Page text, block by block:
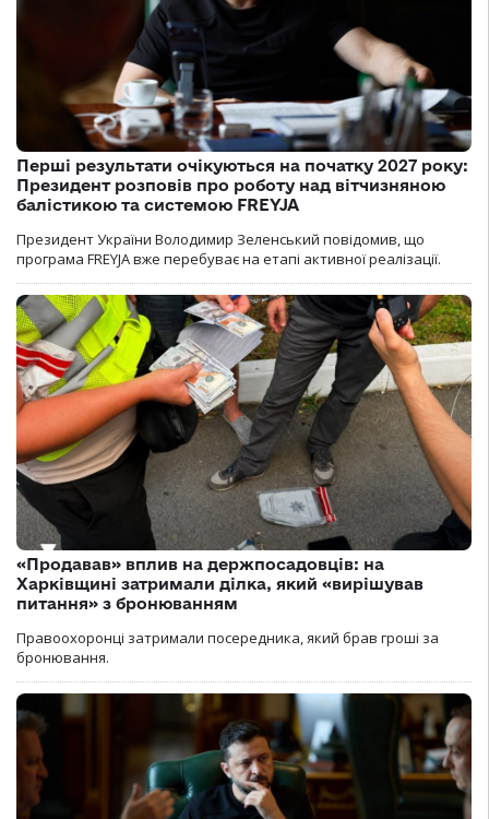
Перші результати очікуються на початку 2027 року:
Президент розповів про роботу над вітчизняною
балістикою та системою FREYJA
Президент України Володимир Зеленський повідомив, що
програма FREYJA вже перебуває на етапі активної реалізації.
«Продавав» вплив на держпосадовців: на
Харківщині затримали ділка, який «вирішував
питання» з бронюванням
Правоохоронці затримали посередника, який брав гроші за
бронювання.